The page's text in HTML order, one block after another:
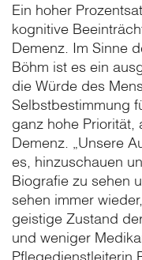
Ein hoher
kognitive
Demenz. Im Sinne
Böhm ist es ein
die Würde des
Selbstbestimmung
ganz hohe
Demenz. „Unsere
es, hinzuschauen
Biografie zu sehen
sehen immer
geistige Zustand
und weniger